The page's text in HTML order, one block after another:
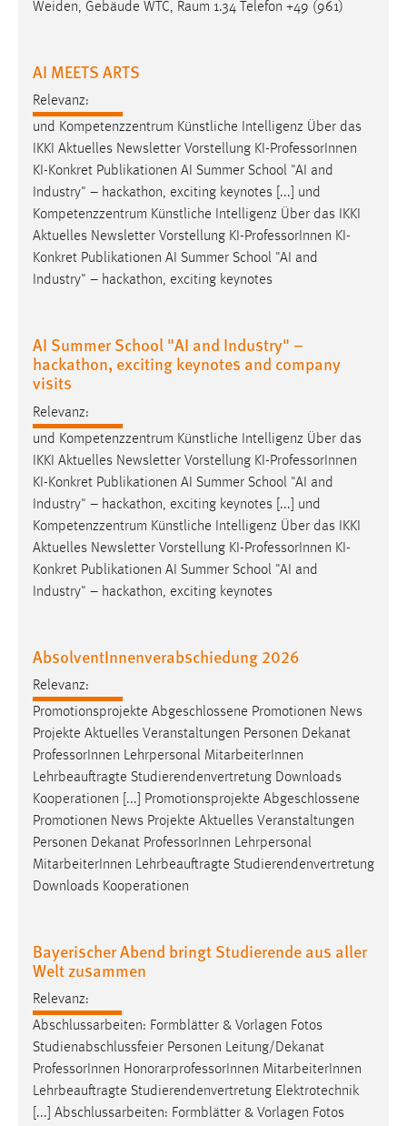
Weiden, Gebäude WTC, Raum 1.34 Telefon +49 (961)
AI MEETS ARTS
Relevanz:
und Kompetenzzentrum Künstliche Intelligenz Über das
IKKI Aktuelles Newsletter Vorstellung KI-ProfessorInnen
KI-Konkret Publikationen AI Summer School "AI and
Industry" – hackathon, exciting keynotes [...] und
Kompetenzzentrum Künstliche Intelligenz Über das IKKI
Aktuelles Newsletter Vorstellung KI-ProfessorInnen KI-
Konkret Publikationen AI Summer School "AI and
Industry" – hackathon, exciting keynotes
AI Summer School "AI and Industry" –
hackathon, exciting keynotes and company
visits
Relevanz:
und Kompetenzzentrum Künstliche Intelligenz Über das
IKKI Aktuelles Newsletter Vorstellung KI-Professor Innen
KI-Konkret Publikationen AI Summer School "AI and
Industry" – hackathon, exciting keynotes [...] und
Kompetenzzentrum Künstliche Intelligenz Über das IKKI
Aktuelles Newsletter Vorstellung KI-Professor Innen KI-
Konkret Publikationen AI Summer School "AI and
Industry" – hackathon, exciting keynotes
AbsolventInnenverabschiedung 2026
Relevanz:
Promotionsprojekte Abgeschlossene Promotionen News
Projekte Aktuelles Veranstaltungen Personen Dekanat
Professor Innen Lehrpersonal MitarbeiterInnen
Lehrbeauftragte Studierendenvertretung Downloads
Kooperationen [...] Promotionsprojekte Abgeschlossene
Promotionen News Projekte Aktuelles Veranstaltungen
Personen Dekanat Professor Innen Lehrpersonal
MitarbeiterInnen Lehrbeauftragte Studierendenvertretung
Downloads Kooperationen
Bayerischer Abend bringt Studierende aus aller
Welt zusammen
Relevanz:
Abschlussarbeiten: Formblätter & Vorlagen Fotos
Studienabschlussfeier Personen Leitung/Dekanat
ProfessorInnen HonorarprofessorInnen MitarbeiterInnen
Lehrbeauftragte Studierendenvertretung Elektrotechnik
[...] Abschlussarbeiten: Formblätter & Vorlagen Fotos
Cookie Laufzeit:
Chat
Name:
MibewSessionID, MIBEW_UserID, mibew_locale, mibew-
chat-frame-style-5e9dbeb1811c0446
Zweck:
Wird benötigt um die Chatfunktion nutzen zu können.
Cookie Laufzeit:
MibewSessionID, mibew-chat-frame-style-
5e9dbeb1811c0446 = Sitzungslaufzeit, mibew_locale = 3
Login
Name:
fe_user, be_user, be_lastLoginProvider
Zweck:
Dieser Cookie ist notwendig um sich an der Website
einloggen zu können.
Cookie Laufzeit:
Diese Informationen helfen uns zu verstehen, wie
unsere Besucher unsere Website nutzen.
Matomo
Name:
_pk_ref, _pk_cvar, _pk_id, _pk_ses
Zweck:
Zugriffsstatistik
Cookie Laufzeit:
Max. 13 Monate
MARKETING
verwendet, um personalisierte Werbung anzuzeigen.
Sie tun dies, indem sie Besucher über Websites
hinweg verfolgen.
Google Ads